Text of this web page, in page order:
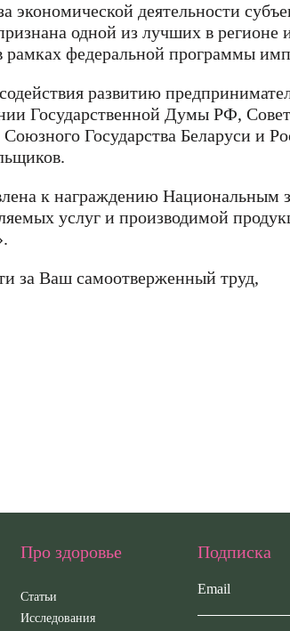
экономической деятельности
одной из лучших в
рамках федеральной программы
развитию
Государственной Думы РФ,
Государства Беларуси и
к награждению Национальным
услуг и производимой
за Ваш самоотверженный труд,
Подписка
Email
Про здоровье
Статьи
Исследования
значение
значение
значение
значение
город
Имя
Имя